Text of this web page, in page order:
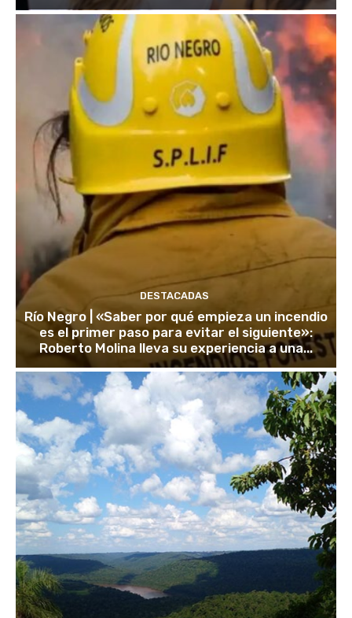
DESTACADAS
Río Negro | «Saber por qué empieza un incendio
es el primer paso para evitar el siguiente»:
Roberto Molina lleva su experiencia a una...